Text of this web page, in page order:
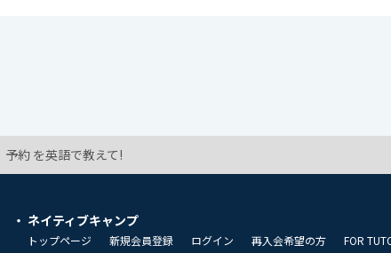
予約 を英語で教えて!
ネイティブキャンプ
トップページ 新規会員登録 ログイン 再入会希望の方 FOR